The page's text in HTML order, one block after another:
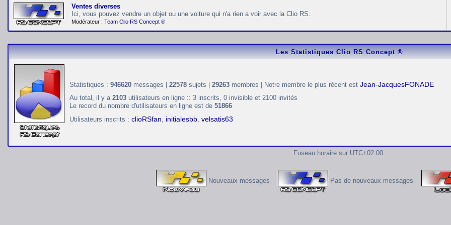
Ventes diverses
Ici, vous pouvez vendre un objet ou une voiture qui n'a rien a voir avec la Clio RS.
Modérateur : Team Clio RS Concept ®
Les Statistiques Clio RS Concept ®
Statistiques : 946620 messages | 22578 sujets | 29263 membres | Notre membre le plus récent est Jean-JacquesFONADE
Au total, il y a 2103 utilisateurs en ligne :: 3 inscrits, 0 invisible et 2100 invités
Le record du nombre d'utilisateurs en ligne est de 51866
Utilisateurs inscrits : clioRSfan, initialesbb, velsatis63
Fuseau horaire sur UTC+02:00
Nouveaux messages Pas de nouveaux messages